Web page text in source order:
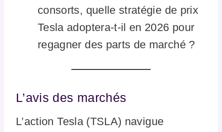
consorts, quelle stratégie de prix
Tesla adoptera-t-il en 2026 pour
regagner des parts de marché ?
L’avis des marchés
L’action Tesla (TSLA) navigue